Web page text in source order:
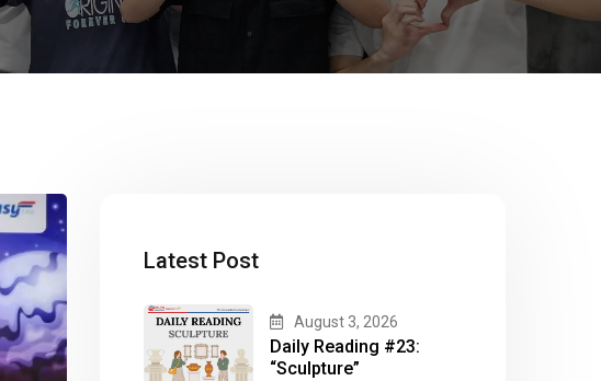
Latest Post
August 3, 2026
Daily Reading #23:
“Sculpture”